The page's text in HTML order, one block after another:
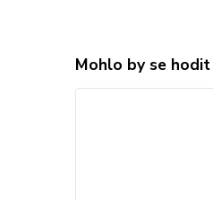
Mohlo by se hodit